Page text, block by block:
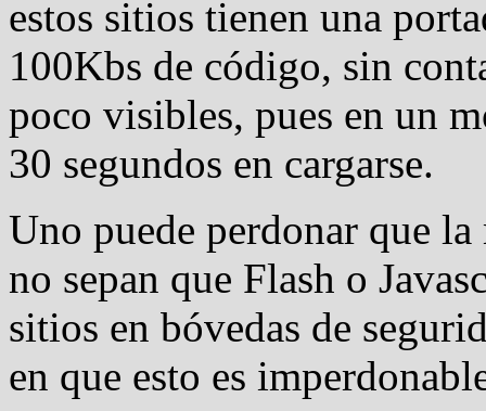
estos sitios tienen una
100Kbs de código, sin
poco visibles, pues en un
30 segundos en cargarse.
Uno puede perdonar que
no sepan que Flash o
sitios en bóvedas de
en que esto es